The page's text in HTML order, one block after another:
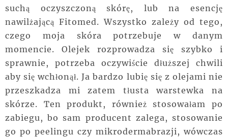
suchą oczyszczoną skórę, lub na esencję
nawilżającą Fitomed. Wszystko zależy od tego,
czego moja skóra potrzebuje w danym
momencie. Olejek rozprowadza się szybko i
sprawnie, potrzeba oczywiście dłuższej chwili
aby się wchłonął. Ja bardzo lubię się z olejami nie
przeszkadza mi zatem tłusta warstewka na
skórze. Ten produkt, również stosowałam po
zabiegu, bo sam producent zalega, stosowanie
go po peelingu czy mikrodermabrazji, wówczas